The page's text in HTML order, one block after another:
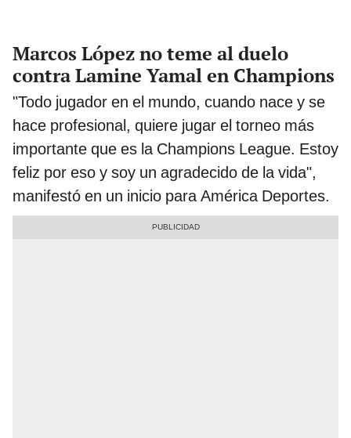
Marcos López no teme al duelo
contra Lamine Yamal en Champions
"Todo jugador en el mundo, cuando nace y se
hace profesional, quiere jugar el torneo más
importante que es la Champions League. Estoy
feliz por eso y soy un agradecido de la vida",
manifestó en un inicio para América Deportes.